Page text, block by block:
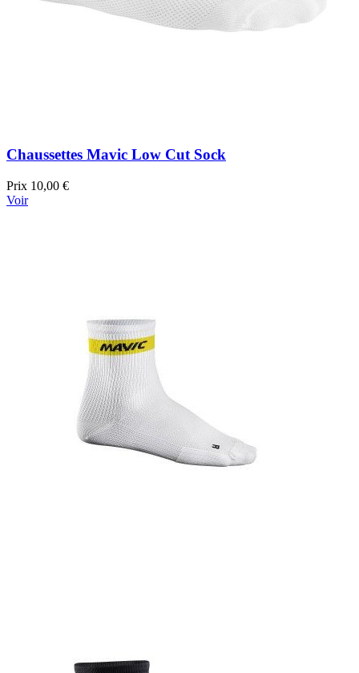
Chaussettes Mavic Low Cut Sock
Prix 10,00 €
Voir